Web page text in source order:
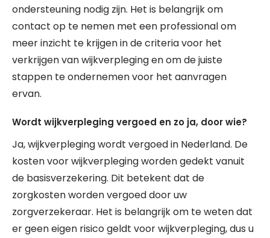
ondersteuning nodig zijn. Het is belangrijk om
contact op te nemen met een professional om
meer inzicht te krijgen in de criteria voor het
verkrijgen van wijkverpleging en om de juiste
stappen te ondernemen voor het aanvragen
ervan.
Wordt wijkverpleging vergoed en zo ja, door wie?
Ja, wijkverpleging wordt vergoed in Nederland. De
kosten voor wijkverpleging worden gedekt vanuit
de basisverzekering. Dit betekent dat de
zorgkosten worden vergoed door uw
zorgverzekeraar. Het is belangrijk om te weten dat
er geen eigen risico geldt voor wijkverpleging, dus u